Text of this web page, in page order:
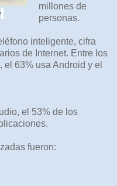
millones de
personas.
inteligente, cifra
de Internet. Entre los
63% usa Android y el
el 53% de los
fueron: